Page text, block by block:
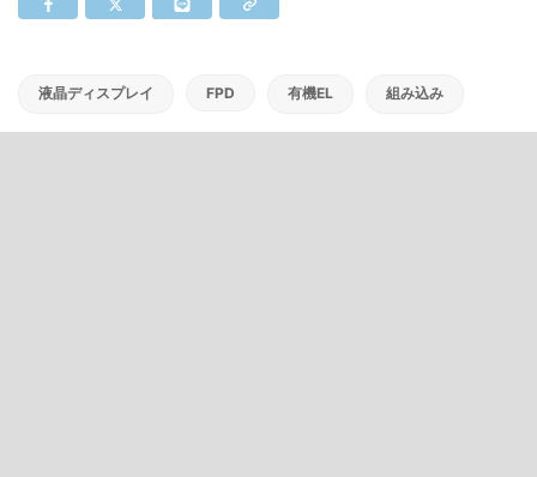
液晶ディスプレイ FPD 有機EL 組み込み